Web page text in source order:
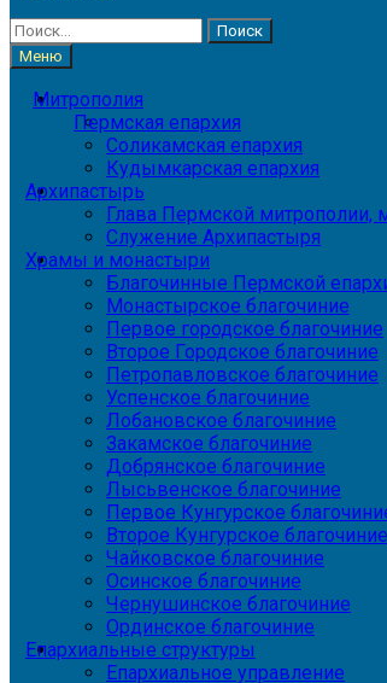
Найти:
Меню
Митрополия
Пермская епархия
Соликамская епархия
Кудымкарская епархия
Архипастырь
Глава Пермской митрополии,
Служение Архипастыря
Храмы и монастыри
Благочинные Пермской
Монастырское благочиние
Первое городское благочиние
Второе Городское благочиние
Петропавловское благочиние
Успенское благочиние
Лобановское благочиние
Закамское благочиние
Добрянское благочиние
Лысьвенское благочиние
Первое Кунгурское
Второе Кунгурское благочиние
Чайковское благочиние
Осинское благочиние
Чернушинское благочиние
Ординское благочиние
Епархиальные структуры
Епархиальное управление